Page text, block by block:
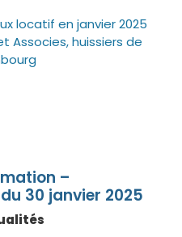
–
30 janvier 2025